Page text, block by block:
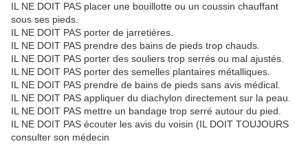
IL NE DOIT PAS placer une bouillotte ou un coussin chauffant
sous ses pieds.
IL NE DOIT PAS porter de jarretières.
IL NE DOIT PAS prendre des bains de pieds trop chauds.
IL NE DOIT PAS porter des souliers trop serrés ou mal ajustés.
IL NE DOIT PAS porter des semelles plantaires métalliques.
IL NE DOIT PAS prendre de bains de pieds sans avis médical.
IL NE DOIT PAS appliquer du diachylon directement sur la peau.
IL NE DOIT PAS mettre un bandage trop serré autour du pied.
IL NE DOIT PAS écouter les avis du voisin (IL DOIT TOUJOURS
consulter son médecin